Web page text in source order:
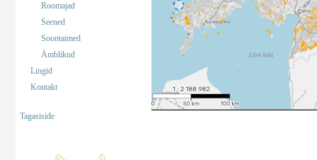
Roomajad
Seened
Soontaimed
Ämblikud
Lingid
Kontakt
Tagasiside